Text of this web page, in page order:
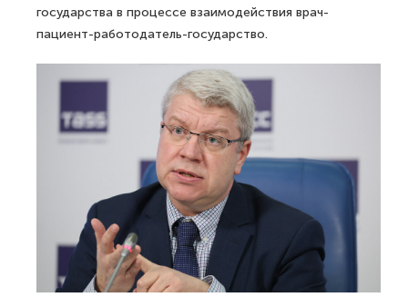
государства в процессе взаимодействия врач-
пациент-работодатель-государство.